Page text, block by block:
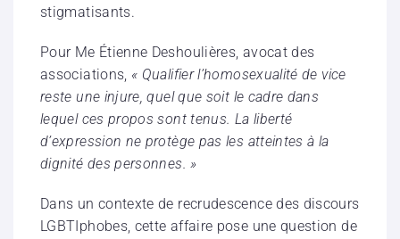
stigmatisants.
Pour Me Étienne Deshoulières, avocat des
associations, « Qualifier l’homosexualité de vice
reste une injure, quel que soit le cadre dans
lequel ces propos sont tenus. La liberté
d’expression ne protège pas les atteintes à la
dignité des personnes. »
Dans un contexte de recrudescence des discours
LGBTIphobes, cette affaire pose une question de